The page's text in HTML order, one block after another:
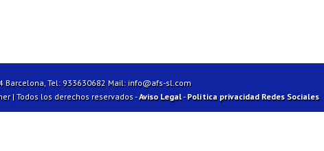
Barcelona, Tel: 933630682 Mail:info@afs-sl.com
| Todos los derechos reservados -Aviso Legal-Política privacidad Redes Sociales